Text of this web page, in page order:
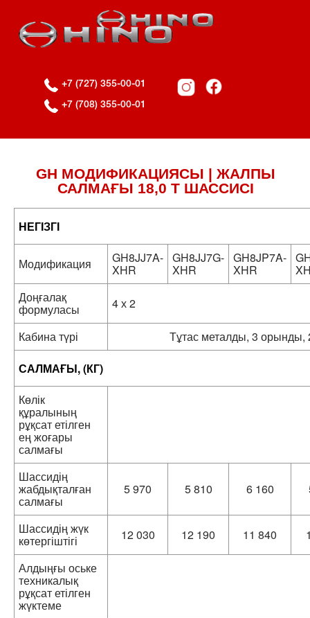
+7 (708) 355-00-01
+7 (727) 355-00-01
GH МОДИФИКАЦИЯСЫ | ЖАЛПЫ
САЛМАҒЫ 18,0 Т ШАССИСІ
НЕГІЗГІ
Модификация GH8JJ7A-
XHR
GH8JJ7G-
XHR
GH8JP7A-
XHR
Доңғалақ
формуласы 4 х 2
Кабина түрі
Тұтас металды, 3 орынды,
САЛМАҒЫ, (КГ)
Көлік
құралының
рұқсат етілген
ең жоғары
салмағы
Шассидің
жабдықталған
салмағы
5 970 5 810 6 160
Шассидің жүк
көтергіштігі 12 030 12 190 11 840
Алдыңғы оське
техникалық
рұқсат етілген
жүктеме